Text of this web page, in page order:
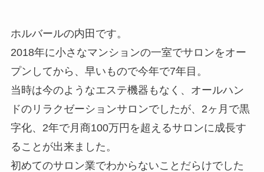
ホルバールの内田です。
2018年に小さなマンションの一室でサロンをオー
プンしてから、早いもので今年で7年目。
当時は今のようなエステ機器もなく、オールハン
ドのリラクゼーションサロンでしたが、2ヶ月で黒
字化、2年で月商100万円を超えるサロンに成長す
ることが出来ました。
初めてのサロン業でわからないことだらけでした